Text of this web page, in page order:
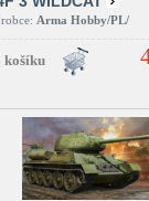
Arma Hobby/PL/